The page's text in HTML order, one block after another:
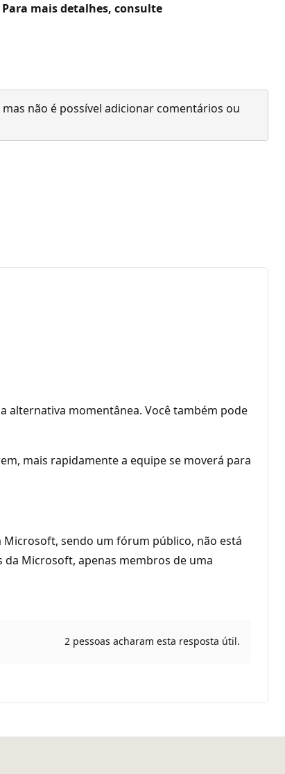
mais detalhes, consulte
não é possível adicionar comentários ou
alternativa momentânea. Você também pode
mais rapidamente a equipe se moverá para
Microsoft, sendo um fórum público, não está
Microsoft, apenas membros de uma
2 pessoas acharam esta resposta útil.